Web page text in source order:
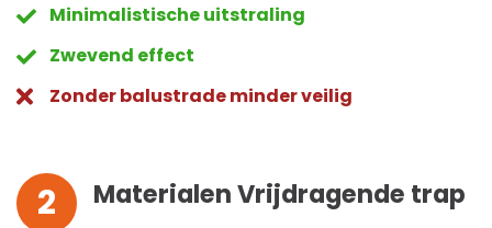
Minimalistische uitstraling
Zwevend effect
Zonder balustrade minder veilig
2 Materialen Vrijdragende trap